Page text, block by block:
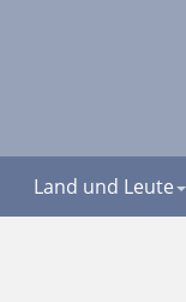
Land und Leute